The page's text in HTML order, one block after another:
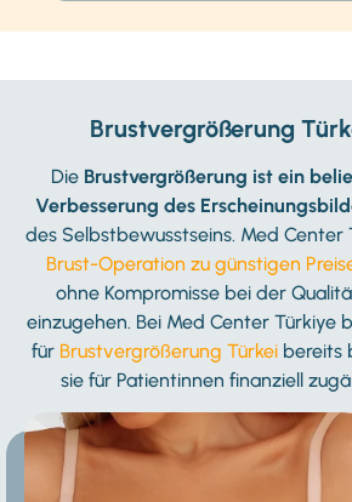
Brustvergrößerung
Die Brustvergrößerung ist ein
Verbesserung des
des Selbstbewusstseins. Med
Brust-Operation zu günstigen
ohne Kompromisse bei der
einzugehen. Bei Med Center Türkiye
für Brustvergrößerung Türkei bereits
sie für Patientinnen finanziell